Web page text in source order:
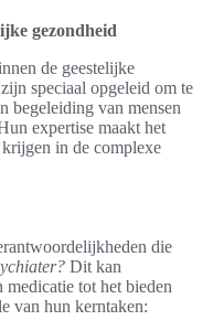
gezondheid
de geestelijke
speciaal opgeleid om te
begeleiding van mensen
expertise maakt het
in de complexe
die
Dit kan
tot het bieden
van hun kerntaken: